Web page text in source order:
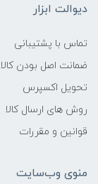
دیوالت ابزار
تماس با پشتیبانی
ضمانت اصل بودن کالا
تحویل اکسپرس
روش های ارسال کالا
قوانین و مقررات
منوی وب‌سایت